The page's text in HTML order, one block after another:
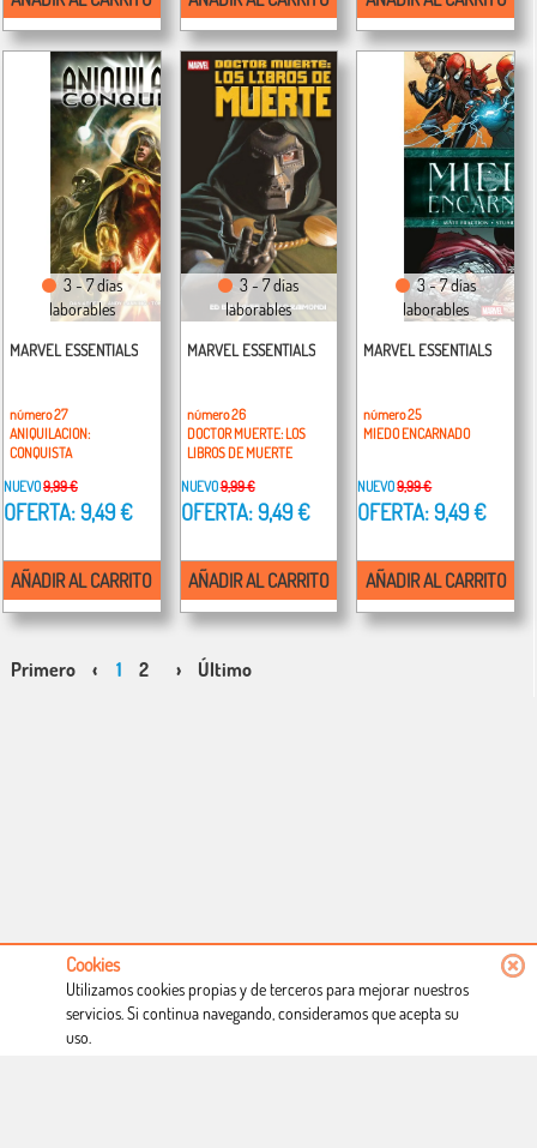
3 - 7 días
laborables
MARVEL ESSENTIALS
número 27
ANIQUILACION:
CONQUISTA
NUEVO9,99 €
OFERTA: 9,49 €
AÑADIR AL CARRITO
3 - 7 días
laborables
MARVEL ESSENTIALS
número 26
DOCTOR MUERTE: LOS
LIBROS DE MUERTE
NUEVO9,99 €
OFERTA: 9,49 €
AÑADIR AL CARRITO
3 - 7 días
laborables
MARVEL ESSENTIALS
número 25
MIEDO ENCARNADO
NUEVO9,99 €
OFERTA: 9,49 €
AÑADIR AL CARRITO
Primero ‹ 1 2 › Último
Condiciones de uso
Cookies
Utilizamos cookies propias y de terceros para mejorar nuestros
servicios. Si continua navegando, consideramos que acepta su
uso.